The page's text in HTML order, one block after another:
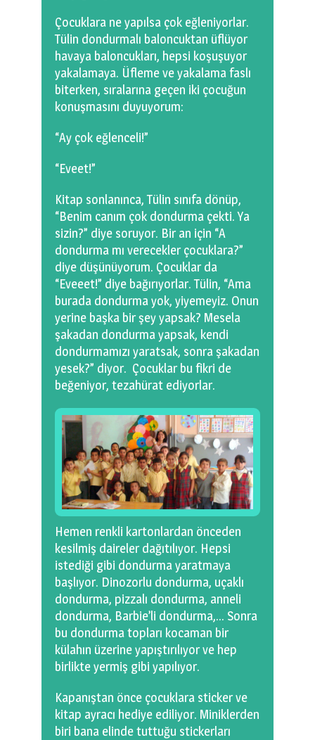
Çocuklara ne yapılsa çok eğleniyorlar.
Tülin dondurmalı baloncuktan üflüyor
havaya baloncukları, hepsi koşuşuyor
yakalamaya. Üfleme ve yakalama faslı
biterken, sıralarına geçen iki çocuğun
konuşmasını duyuyorum:
“Ay çok eğlenceli!”
“Eveet!”
Kitap sonlanınca, Tülin sınıfa dönüp,
“Benim canım çok dondurma çekti. Ya
sizin?” diye soruyor. Bir an için “A
dondurma mı verecekler çocuklara?”
diye düşünüyorum. Çocuklar da
“Eveeet!” diye bağırıyorlar. Tülin, “Ama
burada dondurma yok, yiyemeyiz. Onun
yerine başka bir şey yapsak? Mesela
şakadan dondurma yapsak, kendi
dondurmamızı yaratsak, sonra şakadan
yesek?” diyor. Çocuklar bu fikri de
beğeniyor, tezahürat ediyorlar.
Hemen renkli kartonlardan önceden
kesilmiş daireler dağıtılıyor. Hepsi
istediği gibi dondurma yaratmaya
başlıyor. Dinozorlu dondurma, uçaklı
dondurma, pizzalı dondurma, anneli
dondurma, Barbie’li dondurma,… Sonra
bu dondurma topları kocaman bir
külahın üzerine yapıştırılıyor ve hep
birlikte yermiş gibi yapılıyor.
Kapanıştan önce çocuklara sticker ve
kitap ayracı hediye ediliyor. Miniklerden
biri bana elinde tuttuğu stickerları